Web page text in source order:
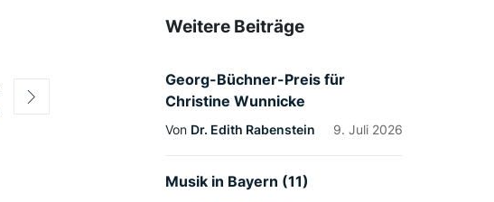
Weitere Beiträge
Georg-Büchner-Preis für
Christine Wunnicke
Von Dr. Edith Rabenstein 9. Juli 2026
Musik in Bayern (11)